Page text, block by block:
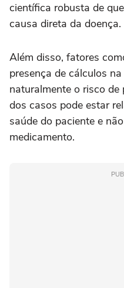
científica robusta de
causa direta da doença.
Além disso, fatores
presença de cálculos
naturalmente o risco
dos casos pode estar
saúde do paciente e
medicamento.